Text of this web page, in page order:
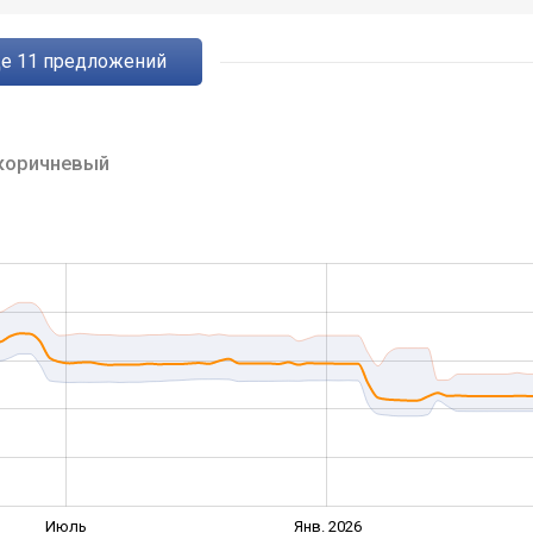
11 предложений
Июль Янв. 2026